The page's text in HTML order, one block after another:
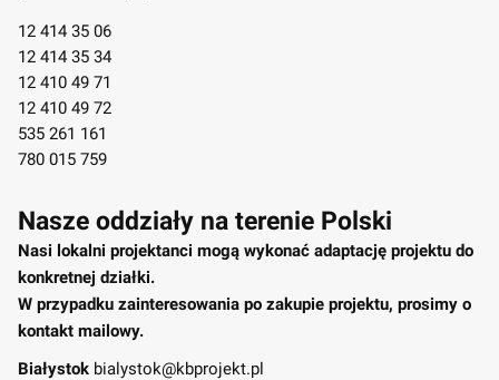
12 414 35 06
12 414 35 34
12 410 49 71
12 410 49 72
535 261 161
780 015 759
Nasze oddziały na terenie Polski
Nasi lokalni projektanci mogą wykonać adaptację projektu do
konkretnej działki.
W przypadku zainteresowania po zakupie projektu, prosimy o
kontakt mailowy.
Białystok bialystok@kbprojekt.pl